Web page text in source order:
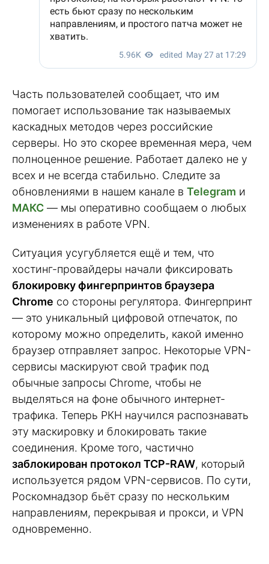
Часть пользователей сообщает, что им
помогает использование так называемых
каскадных методов через российские
серверы. Но это скорее временная мера, чем
полноценное решение. Работает далеко не у
всех и не всегда стабильно. Следите за
обновлениями в нашем канале в Telegram и
МАКС — мы оперативно сообщаем о любых
изменениях в работе VPN.
Ситуация усугубляется ещё и тем, что
хостинг-провайдеры начали фиксировать
блокировку фингерпринтов браузера
Chrome со стороны регулятора. Фингерпринт
— это уникальный цифровой отпечаток, по
которому можно определить, какой именно
браузер отправляет запрос. Некоторые VPN-
сервисы маскируют свой трафик под
обычные запросы Chrome, чтобы не
выделяться на фоне обычного интернет-
трафика. Теперь РКН научился распознавать
эту маскировку и блокировать такие
соединения. Кроме того, частично
заблокирован протокол TCP-RAW, который
используется рядом VPN-сервисов. По сути,
Роскомнадзор бьёт сразу по нескольким
направлениям, перекрывая и прокси, и VPN
одновременно.